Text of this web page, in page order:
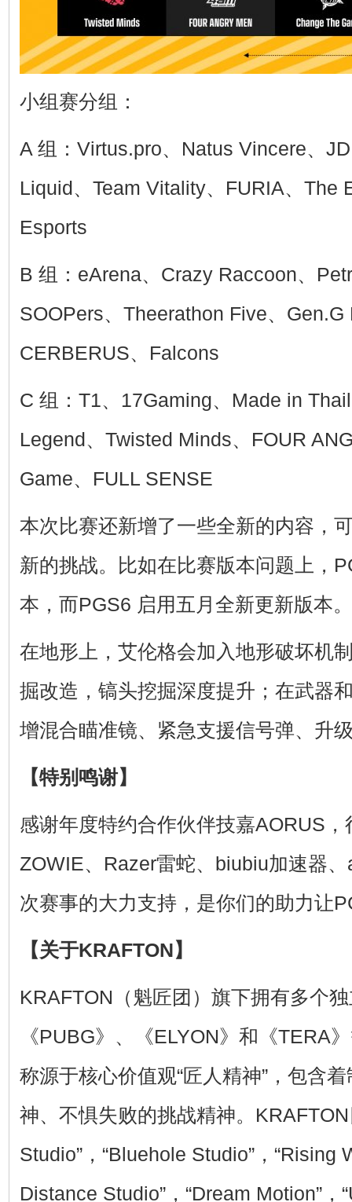
小组赛分组：
A 组：Virtus.pro、Natus Vincere、
Liquid、Team Vitality、FURIA、The
Esports
B 组：eArena、Crazy Raccoon、
SOOPers、Theerathon Five、Gen.G
CERBERUS、Falcons
C 组：T1、17Gaming、Made in
Legend、Twisted Minds、FOUR
Game、FULL SENSE
本次比赛还新增了一些全新的内容，
新的挑战。比如在比赛版本问题上，
本，而PGS6 启用五月全新更新版本。
在地形上，艾伦格会加入地形破坏机
掘改造，镐头挖掘深度提升；在武器
增混合瞄准镜、紧急支援信号弹、升
【特别鸣谢】
感谢年度特约合作伙伴技嘉AORUS
ZOWIE、Razer雷蛇、biubiu加速器
次赛事的大力支持，是你们的助力让
【关于KRAFTON】
KRAFTON（魁匠团）旗下拥有多个
《PUBG》、《ELYON》和《TERA
称源于核心价值观“匠人精神”，包含
神、不惧失败的挑战精神。
Studio”，“Bluehole Studio”，“Rising
Distance Studio”，“Dream Motion”，